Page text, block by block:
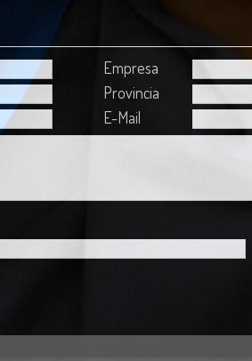
Empresa
Provincia
E-Mail